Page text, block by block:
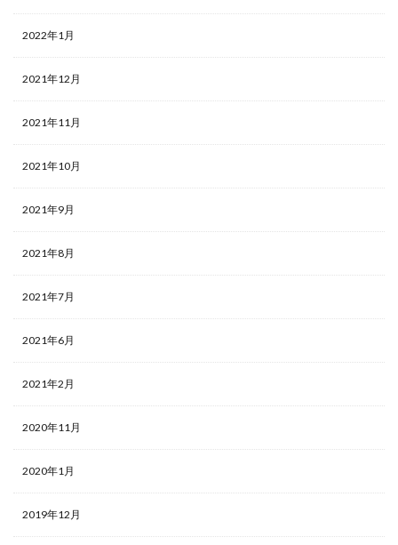
2022年1月
2021年12月
2021年11月
2021年10月
2021年9月
2021年8月
2021年7月
2021年6月
2021年2月
2020年11月
2020年1月
2019年12月